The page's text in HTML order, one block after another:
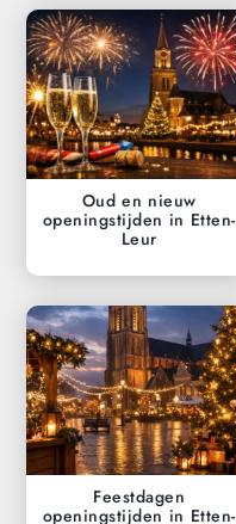
Oud en nieuw
openingstijden in Etten-
Leur
Feestdagen
openingstijden in Etten-